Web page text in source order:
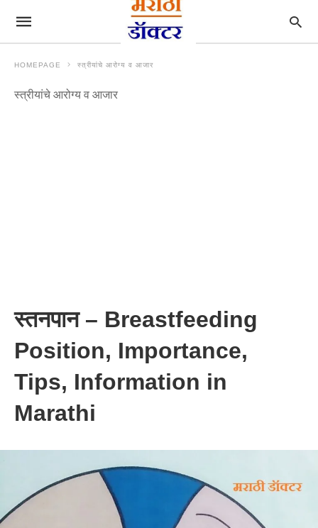
HOMEPAGE स्त्रीयांचे आरोग्य व आजार
स्त्रीयांचे आरोग्य व आजार
स्तनपान – Breastfeeding
Position, Importance,
Tips, Information in
Marathi